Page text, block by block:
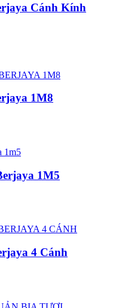
Cánh Kính
1M8
1M5
4 Cánh